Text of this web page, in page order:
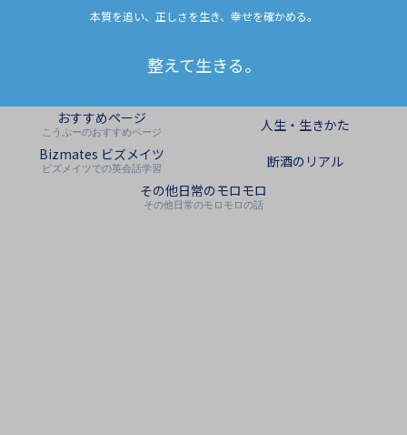
本質を追い、正しさを生き、幸せを確かめる。
整えて生きる。
おすすめページ
こうぷーのおすすめページ
人生・生きかた
Bizmates ビズメイツ
ビズメイツでの英会話学習
断酒のリアル
その他日常のモロモロ
その他日常のモロモロの話